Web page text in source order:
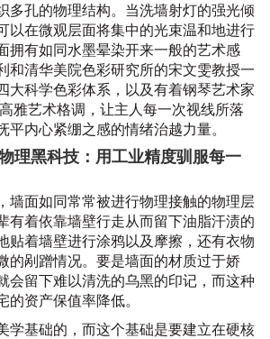
多孔的物理结构。当洗墙射灯的强光倾
以在微观层面将集中的光束温和地进行
拥有如同水墨晕染开来一般的艺术感
和清华美院色彩研究所的宋文雯教授一
大科学色彩体系，以及有着钢琴艺术家
雅艺术格调，让主人每一次视线所落
平内心紧绷之感的情绪治越力量。
理黑科技：用工业精度驯服每一
墙面如同常常被进行物理接触的物理层
有着依靠墙壁行走从而留下油脂汗渍的
贴着墙壁进行涂鸦以及摩擦，还有衣物
的剐蹭情况。要是墙面的材质过于娇
会留下难以清洗的乌黑的印记，而这种
资产保值率降低。
学基础的，而这个基础是要建立在硬核